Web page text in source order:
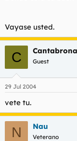
Vayase usted.
C Guest
29 Jul 2004
vete tu.
N Nau
Veterano